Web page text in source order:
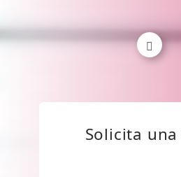
Solicita